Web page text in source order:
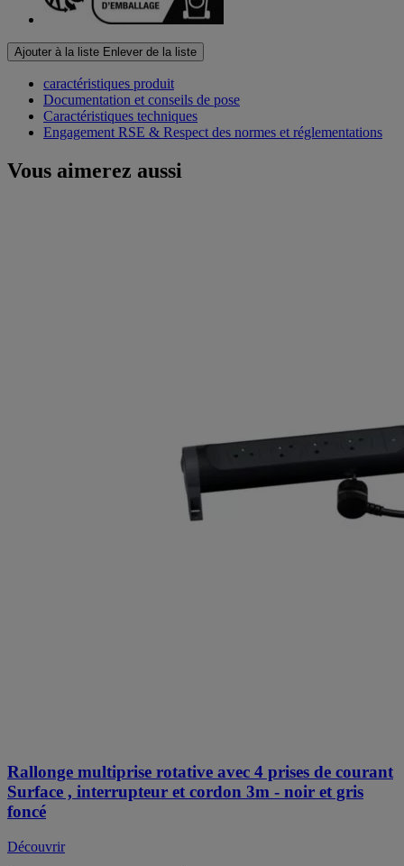
Ajouter à la liste Enlever de la liste
caractéristiques produit
Documentation et conseils de pose
Caractéristiques techniques
Engagement RSE & Respect des normes et réglementations
Vous aimerez aussi
Rallonge multiprise rotative avec 4 prises de courant
Surface , interrupteur et cordon 3m - noir et gris
foncé
Découvrir